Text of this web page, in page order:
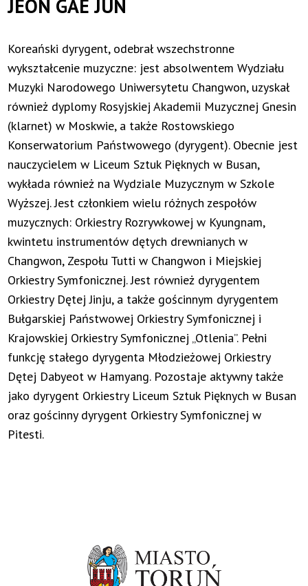
JEON GAE JUN
Koreański dyrygent, odebrał wszechstronne
wykształcenie muzyczne: jest absolwentem Wydziału
Muzyki Narodowego Uniwersytetu Changwon, uzyskał
również dyplomy Rosyjskiej Akademii Muzycznej Gnesin
(klarnet) w Moskwie, a także Rostowskiego
Konserwatorium Państwowego (dyrygent). Obecnie jest
nauczycielem w Liceum Sztuk Pięknych w Busan,
wykłada również na Wydziale Muzycznym w Szkole
Wyższej. Jest członkiem wielu różnych zespołów
muzycznych: Orkiestry Rozrywkowej w Kyungnam,
kwintetu instrumentów dętych drewnianych w
Changwon, Zespołu Tutti w Changwon i Miejskiej
Orkiestry Symfonicznej. Jest również dyrygentem
Orkiestry Dętej Jinju, a także gościnnym dyrygentem
Bułgarskiej Państwowej Orkiestry Symfonicznej i
Krajowskiej Orkiestry Symfonicznej „Otlenia”. Pełni
funkcję stałego dyrygenta Młodzieżowej Orkiestry
Dętej Dabyeot w Hamyang. Pozostaje aktywny także
jako dyrygent Orkiestry Liceum Sztuk Pięknych w Busan
oraz gościnny dyrygent Orkiestry Symfonicznej w
Pitesti.